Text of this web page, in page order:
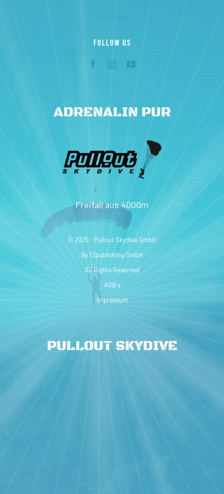
FOLLOW US
ADRENALIN PUR
Freifall aus 4000m
© 2025 - Pullout Skydive GmbH
Byf3publishing GmbH
All Rights Reserved
AGB´s
Impressum
PULLOUT SKYDIVE